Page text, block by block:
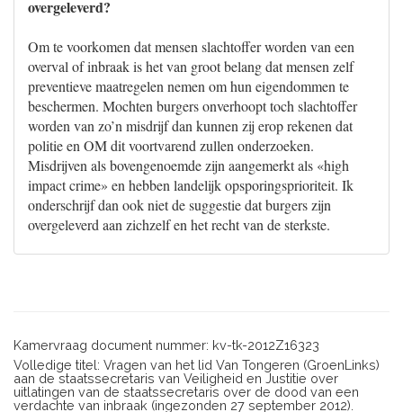
overgeleverd?
Om te voorkomen dat mensen slachtoffer worden van een
overval of inbraak is het van groot belang dat mensen zelf
preventieve maatregelen nemen om hun eigendommen te
beschermen. Mochten burgers onverhoopt toch slachtoffer
worden van zo’n misdrijf dan kunnen zij erop rekenen dat
politie en OM dit voortvarend zullen onderzoeken.
Misdrijven als bovengenoemde zijn aangemerkt als «high
impact crime» en hebben landelijk opsporingsprioriteit. Ik
onderschrijf dan ook niet de suggestie dat burgers zijn
overgeleverd aan zichzelf en het recht van de sterkste.
Kamervraag document nummer: kv-tk-2012Z16323
Volledige titel: Vragen van het lid Van Tongeren (GroenLinks)
aan de staatssecretaris van Veiligheid en Justitie over
uitlatingen van de staatssecretaris over de dood van een
verdachte van inbraak (ingezonden 27 september 2012).